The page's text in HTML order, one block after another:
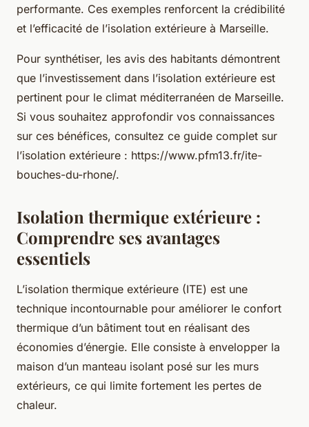
performante. Ces exemples renforcent la crédibilité
et l’efficacité de l’isolation extérieure à Marseille.
Pour synthétiser, les avis des habitants démontrent
que l’investissement dans l’isolation extérieure est
pertinent pour le climat méditerranéen de Marseille.
Si vous souhaitez approfondir vos connaissances
sur ces bénéfices, consultez ce guide complet sur
l’isolation extérieure : https://www.pfm13.fr/ite-
bouches-du-rhone/.
Isolation thermique extérieure :
Comprendre ses avantages
essentiels
L’isolation thermique extérieure (ITE) est une
technique incontournable pour améliorer le confort
thermique d’un bâtiment tout en réalisant des
économies d’énergie. Elle consiste à envelopper la
maison d’un manteau isolant posé sur les murs
extérieurs, ce qui limite fortement les pertes de
chaleur.